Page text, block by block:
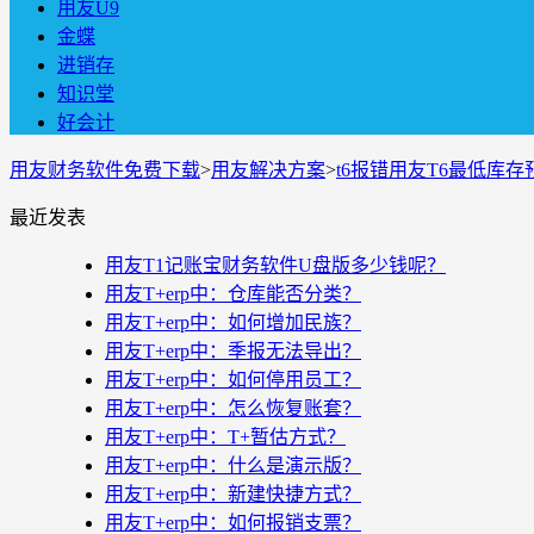
用友U9
金蝶
进销存
知识堂
好会计
用友财务软件免费下载>用友解决方案>t6报错用友T6最低库存
最近发表
用友T1记账宝财务软件U盘版多少钱呢？
用友T+erp中：仓库能否分类？
用友T+erp中：如何增加民族？
用友T+erp中：季报无法导出？
用友T+erp中：如何停用员工？
用友T+erp中：怎么恢复账套？
用友T+erp中：T+暂估方式？
用友T+erp中：什么是演示版？
用友T+erp中：新建快捷方式？
用友T+erp中：如何报销支票？